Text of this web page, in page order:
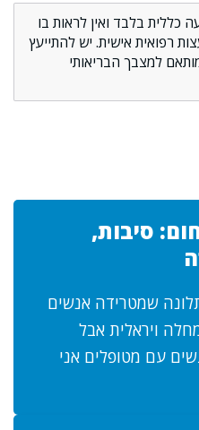
כללית בלבד ואין לראות בו
רפואית אישית. יש להתייעץ
למצבך הבריאותי
סיבות,
שמטרידה אנשים
ויראלית אבל
עם מטופלים אני